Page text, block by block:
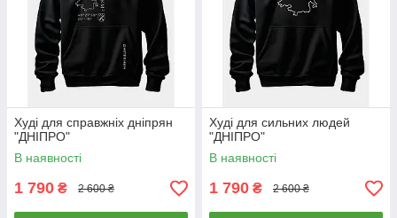
Худі для справжніх дніпрян
"ДНІПРО"
В наявності
1 790 ₴ 2 600 ₴
Худі для сильних людей
"ДНІПРО"
В наявності
1 790 ₴ 2 600 ₴